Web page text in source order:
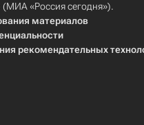
(МИА «Россия сегодня»).
материалов
рекомендательных